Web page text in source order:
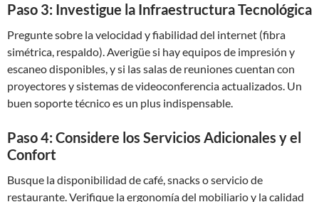
Paso 3: Investigue la Infraestructura Tecnológica
Pregunte sobre la velocidad y fiabilidad del internet (fibra
simétrica, respaldo). Averigüe si hay equipos de impresión y
escaneo disponibles, y si las salas de reuniones cuentan con
proyectores y sistemas de videoconferencia actualizados. Un
buen soporte técnico es un plus indispensable.
Paso 4: Considere los Servicios Adicionales y el
Confort
Busque la disponibilidad de café, snacks o servicio de
restaurante. Verifique la ergonomía del mobiliario y la calidad